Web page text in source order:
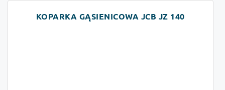
KOPARKA GĄSIENICOWA JCB JZ 140